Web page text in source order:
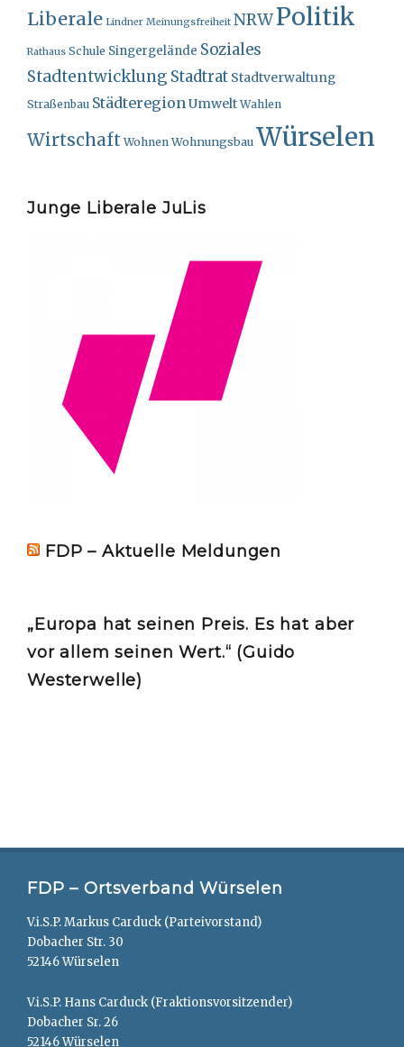
Liberale Lindner Meinungsfreiheit NRWPolitik
Rathaus Schule Singergelände Soziales
Stadtentwicklung Stadtrat Stadtverwaltung
Straßenbau Städteregion Umwelt Wahlen
Wirtschaft Wohnen WohnungsbauWürselen
Junge Liberale JuLis
FDP – Aktuelle Meldungen
„Europa hat seinen Preis. Es hat aber
vor allem seinen Wert.“ (Guido
Westerwelle)
FDP – Ortsverband Würselen
V.i.S.P. Markus Carduck (Parteivorstand)
Dobacher Str. 30
52146 Würselen
V.i.S.P. Hans Carduck (Fraktionsvorsitzender)
Dobacher Sr. 26
52146 Würselen